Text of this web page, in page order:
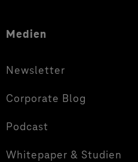
Medien
Newsletter
Corporate Blog
Podcast
Whitepaper & Studien